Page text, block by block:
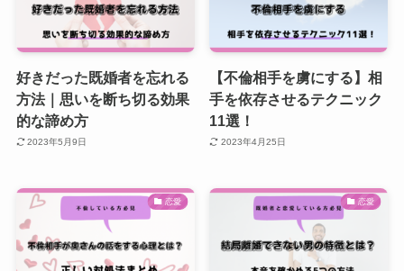
好きだった既婚者を忘れる
方法｜思いを断ち切る効果
的な諦め方
2023年5月9日
【不倫相手を虜にする】相
手を依存させるテクニック
11選！
2023年4月25日
恋愛 恋愛